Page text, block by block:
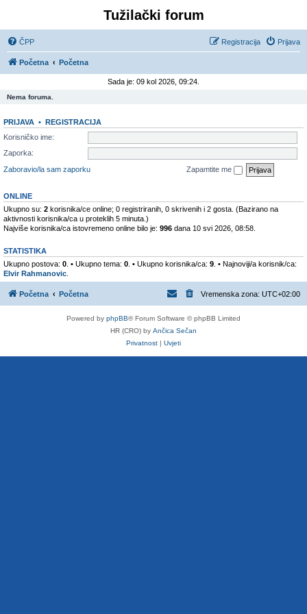
Tužilački forum
ČPP Prijava
Registracija
Početna Početna
Sada je: 09 kol 2026, 09:24.
Nema foruma.
PRIJAVA • REGISTRACIJA
Korisničko ime:
Zaporka:
Zaboravio/la sam zaporku
Zapamtite me
ONLINE
Ukupno su: 2 korisnika/ce online; 0 registriranih, 0 skrivenih i 2 gosta. (Bazirano na
aktivnosti korisnika/ca u proteklih 5 minuta.)
Najviše korisnika/ca istovremeno online bilo je: 996 dana 10 svi 2026, 08:58.
STATISTIKA
Ukupno postova: 0 . • Ukupno tema: 0 . • Ukupno korisnika/ca: 9 . • Najnoviji/a korisnik/ca:
Elvir Rahmanovic
Početna Početna Vremenska zona: UTC+02:00
Powered by phpBB® Forum Software © phpBB Limited
HR (CRO) by Ančica Sečan
Privatnost | Uvjeti